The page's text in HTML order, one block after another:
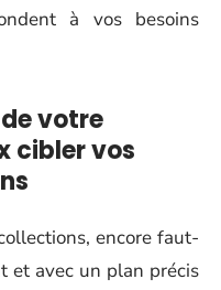
à vos besoins
votre
cibler vos
encore faut-
et avec un plan précis